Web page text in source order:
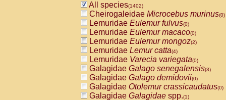
All species(1402)
Cheirogaleidae Microcebus murinus(0)
Lemuridae Eulemur fulvus(0)
Lemuridae Eulemur macaco(0)
Lemuridae Eulemur mongoz(2)
Lemuridae Lemur catta(4)
Lemuridae Varecia variegata(0)
Galagidae Galago senegalensis(3)
Galagidae Galago demidovii(0)
Galagidae Otolemur crassicaudatus(0)
Galagidae Galagidae spp.(1)